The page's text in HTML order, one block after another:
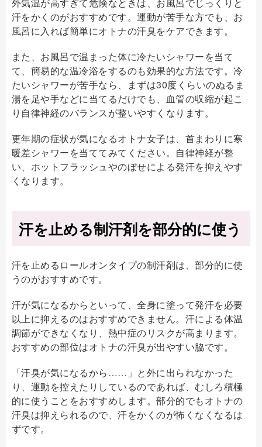
外気温が高すぎて危険なときは、お風呂でじっくりと
汗をかくのがおすすめです。運動が苦手な方でも、お
風呂に入れば簡単にオトナの汗臭をケアできます。
また、お風呂で温まった体に冷たいシャワーを当て
て、簡易的な温冷浴をするのも効果的な方法です。冷
たいシャワーが苦手なら、まずは30度くらいのぬるま
湯を足や手などに当てるだけでも、血管の収縮が起こ
り自律神経のバランスが整いやすくなります。
更年期の症状が気になるオトナ女子は、首まわりに寒
暖差シャワーを当ててみてください。自律神経が整
い、ホットフラッシュやのぼせによる発汗を抑えやす
くなります。
汗を止める制汗剤を部分的に使う
汗を止めるロールオンタイプの制汗剤は、部分的に使
うのがおすすめです。
汗が気になるからといって、全身に塗って発汗を必要
以上に抑えるのはおすすめできません。汗による体温
調節ができなくなり、熱中症のリスクが高まります。
おすすめの部位はオトナの汗臭が出やすい脇です。
「汗臭が気になるから……」と外に出られなかった
り、運動を控えたりしているのであれば、むしろ積極
的に使うことをおすすめします。部分的でもオトナの
汗臭は抑えられるので、汗をかくのが怖くなくなるは
ずです。